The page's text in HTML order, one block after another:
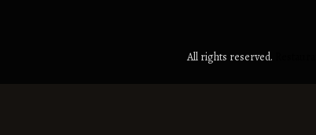
All rights reserved.